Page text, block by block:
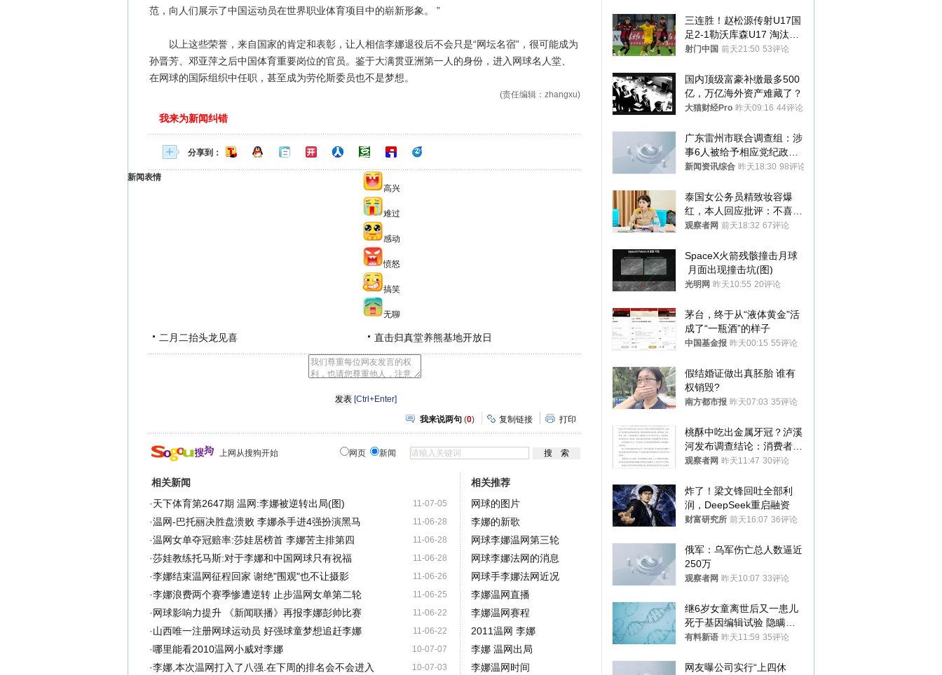
范，向人们展示了中国运动员在世界职业体育项目中的崭新形象。 ”
以上这些荣誉，来自国家的肯定和表彰，让人相信李娜退役后不会只是“网坛名宿”，很可能成为
孙晋芳、邓亚萍之后中国体育重要岗位的官员。鉴于大满贯亚洲第一人的身份，进入网球名人堂、
在网球的国际组织中任职，甚至成为劳伦斯委员也不是梦想。
(责任编辑：zhangxu)
我来为新闻纠错
分享到：
新闻表情
高兴
难过
感动
愤怒
搞笑
无聊
二月二抬头龙见喜 直击归真堂养熊基地开放日
[Ctrl+Enter]
我来说两句 (0) 复制链接 打印
上网从搜狗开始 网页 新闻
相关新闻
11-07-05
·天下体育第2647期 温网:李娜被逆转出局(图)
11-06-28
·温网-巴托丽决胜盘溃败 李娜杀手进4强扮演黑马
11-06-28
·温网女单夺冠赔率:莎娃居榜首 李娜苦主排第四
11-06-28
·莎娃教练托马斯:对于李娜和中国网球只有祝福
11-06-26
·李娜结束温网征程回家 谢绝"围观"也不让摄影
11-06-25
·李娜浪费两个赛季惨遭逆转 止步温网女单第二轮
11-06-22
·网球影响力提升 《新闻联播》再报李娜彭帅比赛
11-06-22
·山西唯一注册网球运动员 好强球童梦想追赶李娜
10-07-07
·哪里能看2010温网小威对李娜
10-07-03
·李娜,本次温网打入了八强.在下周的排名会不会进入
相关推荐
网球的图片
李娜的新歌
网球李娜温网第三轮
网球李娜法网的消息
网球手李娜法网近况
李娜温网直播
李娜温网赛程
2011温网 李娜
李娜 温网出局
李娜温网时间
三连胜！赵松源传射U17国
足2-1勒沃库森U17 淘汰赛
将战河床
射门中国 前天21:50 53评论
国内顶级富豪补缴最多500
亿，万亿海外资产难藏了？
大猫财经Pro 昨天09:16 44评论
广东雷州市联合调查组：涉
事6人被给予相应党纪政务
处分和组织处理
新闻资讯综合 昨天18:30 98评论
泰国女公务员精致妆容爆
红，本人回应批评：不喜欢
就别看
观察者网 前天18:32 67评论
SpaceX火箭残骸撞击月球
月面出现撞击坑(图)
光明网 昨天10:55 20评论
茅台，终于从“液体黄金”活
成了“一瓶酒”的样子
中国基金报 昨天00:15 55评论
假结婚证做出真胚胎 谁有
权销毁?
南方都市报 昨天07:03 35评论
桃酥中吃出金属牙冠？泸溪
河发布调查结论：消费者已
澄清，所发视频情况不属实
观察者网 昨天11:47 30评论
炸了！梁文锋回吐全部利
润，DeepSeek重启融资
财富研究所 前天16:07 36评论
俄军：乌军伤亡总人数逼近
250万
观察者网 昨天10:07 33评论
继6岁女童离世后又一患儿
死于基因编辑试验 隐瞒一
年才对外披露
有料新语 昨天11:59 35评论
网友曝公司实行“上四休